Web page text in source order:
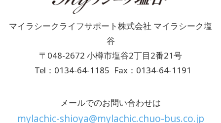
マイラシークライフサポート株式会社 マイラシーク塩
谷
〒048-2672 小樽市塩谷2丁目2番21号
Tel：0134-64-1185 Fax：0134-64-1191
メールでのお問い合わせは
mylachic-shioya@mylachic.chuo-bus.co.jp